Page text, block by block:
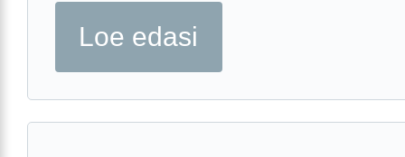
Loe edasi